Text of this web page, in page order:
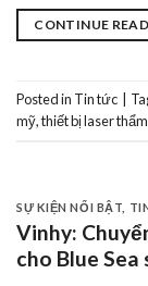
CONTINUE
Posted in Tin tức
mỹ,thiết bị laser
SỰ KIỆN NỔI BẬT
Vinhy:
cho Blue Sea